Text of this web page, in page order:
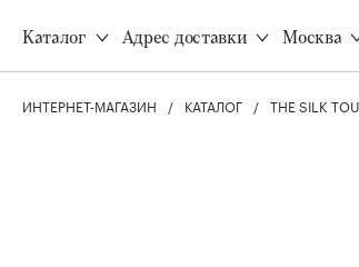
Каталог Адрес доставки Москва
Оплата
Программа лояльности
Корпоративным клиентам
Все
ИНТЕРНЕТ-МАГАЗИН КАТАЛОГ THE SILK